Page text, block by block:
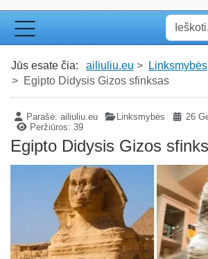
Paieška
Jūs esate čia: ailiuliu.eu
Linksmybės
Egipto Didysis Gizos sfinksas
Parašė:ailiuliu.eu Linksmybės
26
Peržiūros: 39
Egipto Didysis Gizos